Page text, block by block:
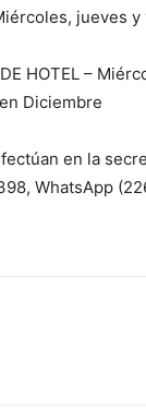
jueves
DE HOTEL –
Diciembre
en la
WhatsApp